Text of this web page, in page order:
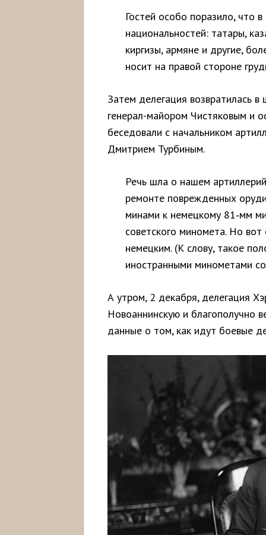
Гостей особо поразило, что
национальностей: татары,
киргизы, армяне и другие,
носит на правой стороне
Затем делегация возвратилась
генерал-майором Чистяковым и
беседовали с начальником
Дмитрием Турбиным.
Речь шла о нашем
ремонте поврежденных
минами к немецкому 81‑мм
советского миномета. Но
немецким. (К слову, такое
иностранными минометами
А утром, 2 декабря, делегация
Новоаннинскую и благополучно
данные о том, как идут боевые